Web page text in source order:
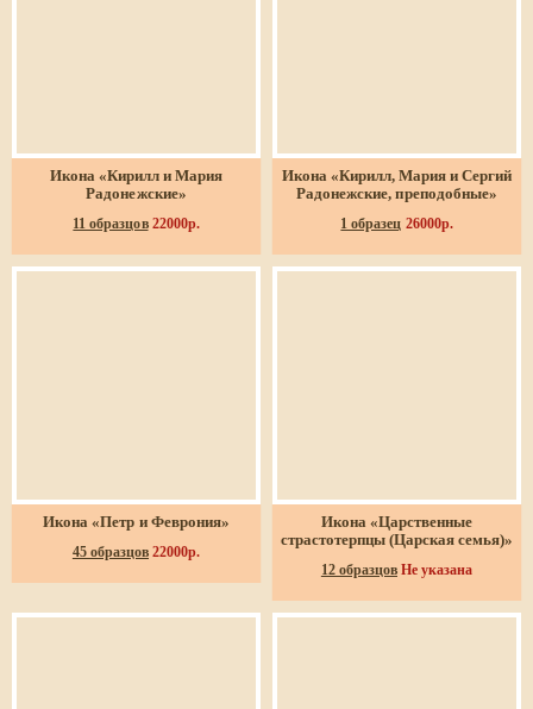
Икона «Кирилл и Мария
Радонежские»
11 образцов 22000р.
Икона «Кирилл, Мария и Сергий
Радонежские, преподобные»
1 образец 26000р.
Икона «Петр и Феврония»
45 образцов 22000р.
Икона «Царственные
страстотерпцы (Царская семья)»
12 образцов Не указана